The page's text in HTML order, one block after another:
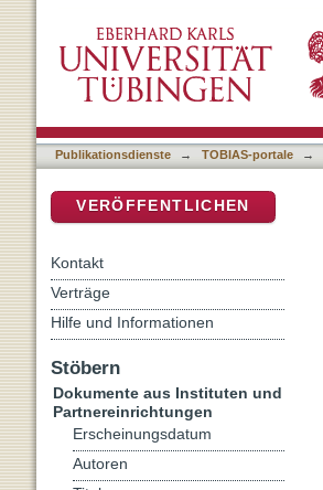
Publikationsdienste → TOBIAS-portale →
VERÖFFENTLICHEN
Kontakt
Verträge
Hilfe und Informationen
Stöbern
Dokumente aus Instituten und
Partnereinrichtungen
Erscheinungsdatum
Autoren